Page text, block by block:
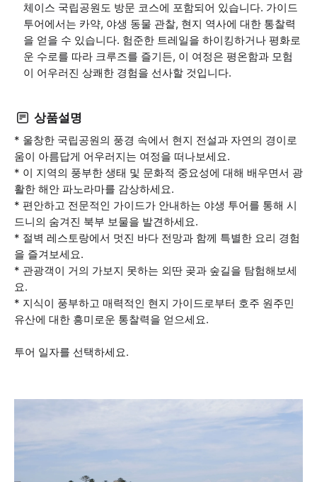
체이스 국립공원도 방문 코스에 포함되어 있습니다. 가이드
투어에서는 카약, 야생 동물 관찰, 현지 역사에 대한 통찰력
을 얻을 수 있습니다. 험준한 트레일을 하이킹하거나 평화로
운 수로를 따라 크루즈를 즐기든, 이 여정은 평온함과 모험
이 어우러진 상쾌한 경험을 선사할 것입니다.
상품설명
* 울창한 국립공원의 풍경 속에서 현지 전설과 자연의 경이로
움이 아름답게 어우러지는 여정을 떠나보세요.
* 이 지역의 풍부한 생태 및 문화적 중요성에 대해 배우면서 광
활한 해안 파노라마를 감상하세요.
* 편안하고 전문적인 가이드가 안내하는 야생 투어를 통해 시
드니의 숨겨진 북부 보물을 발견하세요.
* 절벽 레스토랑에서 멋진 바다 전망과 함께 특별한 요리 경험
을 즐겨보세요.
* 관광객이 거의 가보지 못하는 외딴 곶과 숲길을 탐험해보세
요.
* 지식이 풍부하고 매력적인 현지 가이드로부터 호주 원주민
유산에 대한 흥미로운 통찰력을 얻으세요.
투어 일자를 선택하세요.